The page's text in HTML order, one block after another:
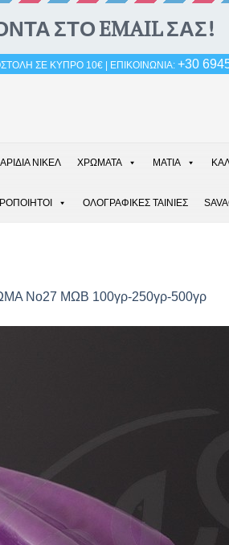
ΣΕ ΚΥΠΡΟ 10€ | ΕΠΙΚΟΙΝΩΝΙΑ: +30
ΝΙΚΕΛ ΧΡΩΜΑΤΑ ΜΑΤΙΑ
ΟΛΟΓΡΑΦΙΚΕΣ ΤΑΙΝΙΕΣ
Νο27 ΜΩΒ 100γρ-250γρ-500γρ